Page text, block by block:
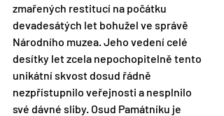
zmařených restitucí na počátku
devadesátých let bohužel ve správě
Národního muzea. Jeho vedení celé
desítky let zcela nepochopitelně tento
unikátní skvost dosud řádně
nezpřístupnilo veřejnosti a nesplnilo
své dávné sliby. Osud Památníku je